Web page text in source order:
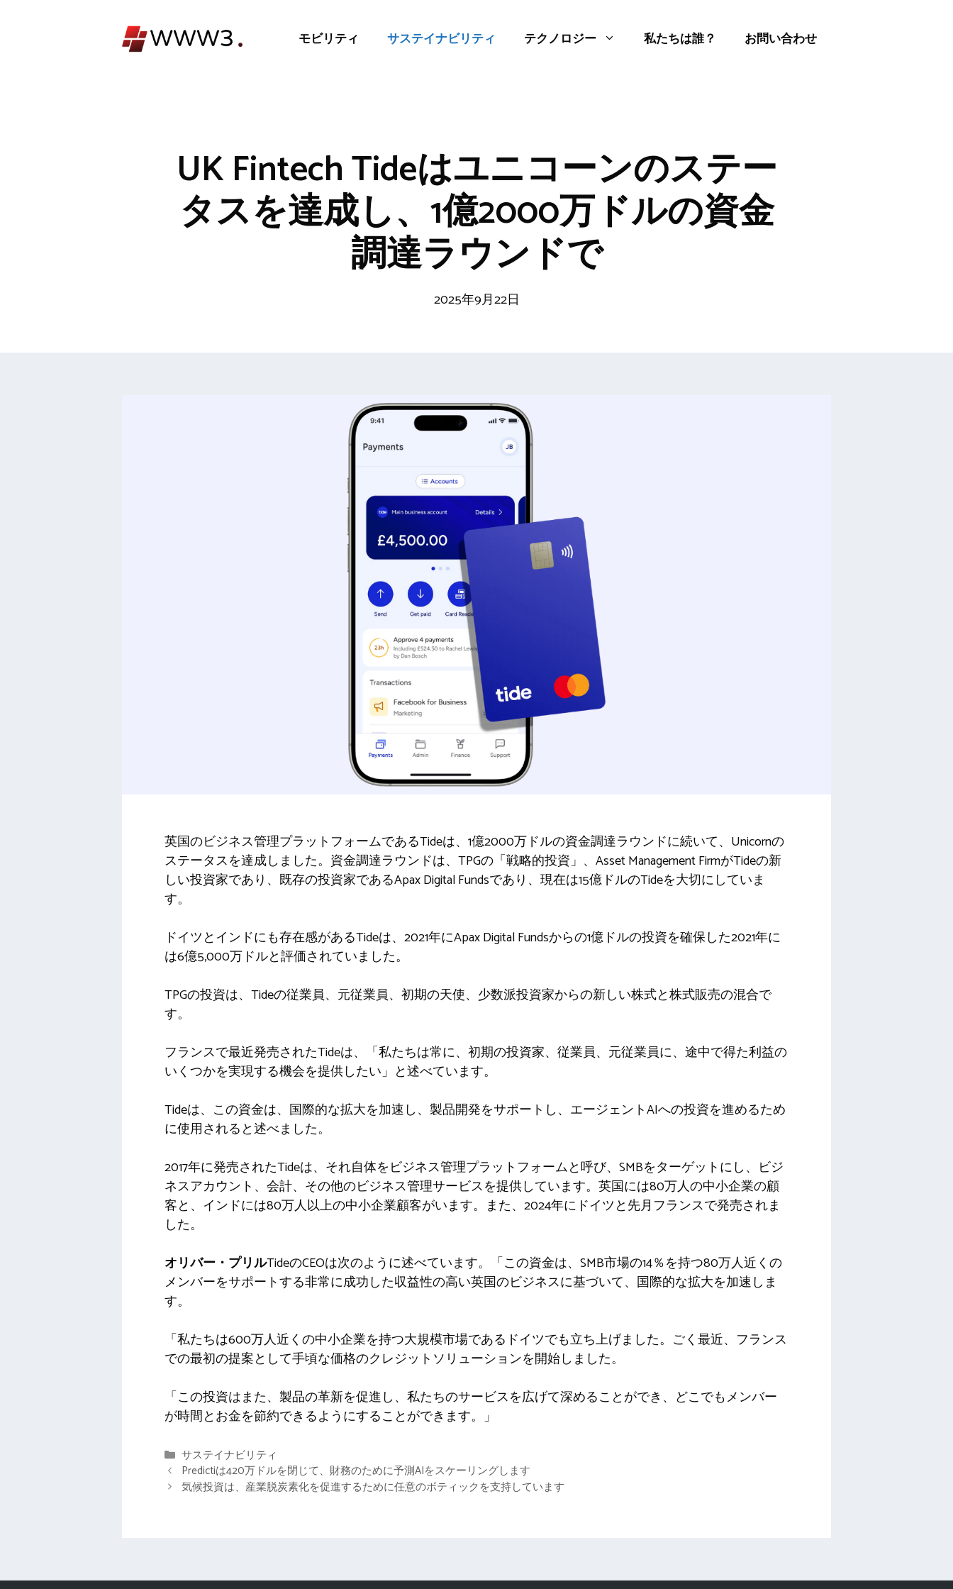
モビリティ サステイナビリティ テクノロジー 私たちは誰？ お問い合わせ
UK Fintech Tideはユニコーンのステー
タスを達成し、1億2000万ドルの資金
調達ラウンドで
2025年9月22日
英国のビジネス管理プラットフォームであるTideは、1億2000万ドルの資金調達ラウンドに続いて、Unicornの
ステータスを達成しました。資金調達ラウンドは、TPGの「戦略的投資」、Asset Management FirmがTideの新
しい投資家であり、既存の投資家であるApax Digital Fundsであり、現在は15億ドルのTideを大切にしていま
す。
ドイツとインドにも存在感があるTideは、2021年にApax Digital Fundsからの1億ドルの投資を確保した2021年に
は6億5,000万ドルと評価されていました。
TPGの投資は、Tideの従業員、元従業員、初期の天使、少数派投資家からの新しい株式と株式販売の混合で
す。
フランスで最近発売されたTideは、「私たちは常に、初期の投資家、従業員、元従業員に、途中で得た利益の
いくつかを実現する機会を提供したい」と述べています。
Tideは、この資金は、国際的な拡大を加速し、製品開発をサポートし、エージェントAIへの投資を進めるため
に使用されると述べました。
2017年に発売されたTideは、それ自体をビジネス管理プラットフォームと呼び、SMBをターゲットにし、ビジ
ネスアカウント、会計、その他のビジネス管理サービスを提供しています。英国には80万人の中小企業の顧
客と、インドには80万人以上の中小企業顧客がいます。また、2024年にドイツと先月フランスで発売されま
した。
オリバー・プリルTideのCEOは次のように述べています。「この資金は、SMB市場の14％を持つ80万人近くの
メンバーをサポートする非常に成功した収益性の高い英国のビジネスに基づいて、国際的な拡大を加速しま
す。
「私たちは600万人近くの中小企業を持つ大規模市場であるドイツでも立ち上げました。ごく最近、フランス
での最初の提案として手頃な価格のクレジットソリューションを開始しました。
「この投資はまた、製品の革新を促進し、私たちのサービスを広げて深めることができ、どこでもメンバー
が時間とお金を節約できるようにすることができます。」
カ
テ
ゴ
サステイナビリティ
Predictiは420万ドルを閉じて、財務のために予測AIをスケーリングします
気候投資は、産業脱炭素化を促進するために任意のボティックを支持しています